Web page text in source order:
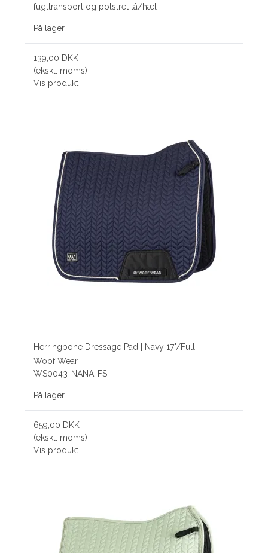
fugttransport og polstret tå/hæl
På lager
139,00 DKK
(ekskl. moms)
Vis produkt
Herringbone Dressage Pad | Navy 17"/Full
Woof Wear
WS0043-NANA-FS
På lager
659,00 DKK
(ekskl. moms)
Vis produkt